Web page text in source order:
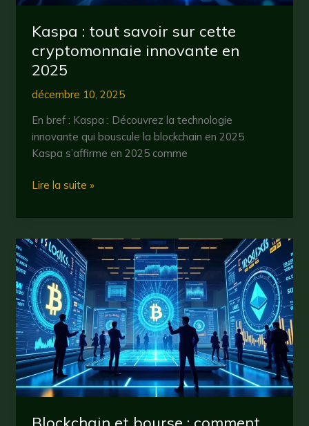
de
données
2025
Kaspa : tout savoir sur cette
cryptomonnaie innovante en
2025
décembre 10, 2025
En bref : Kaspa : Découvrez la technologie
innovante qui bouscule la blockchain en 2025
Kaspa s’affirme en 2025 comme
Kaspa
tout
sur
cette
cryptomonnaie
innovante
en
2025
Lire la suite »